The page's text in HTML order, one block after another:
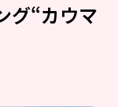
グ“カウマ